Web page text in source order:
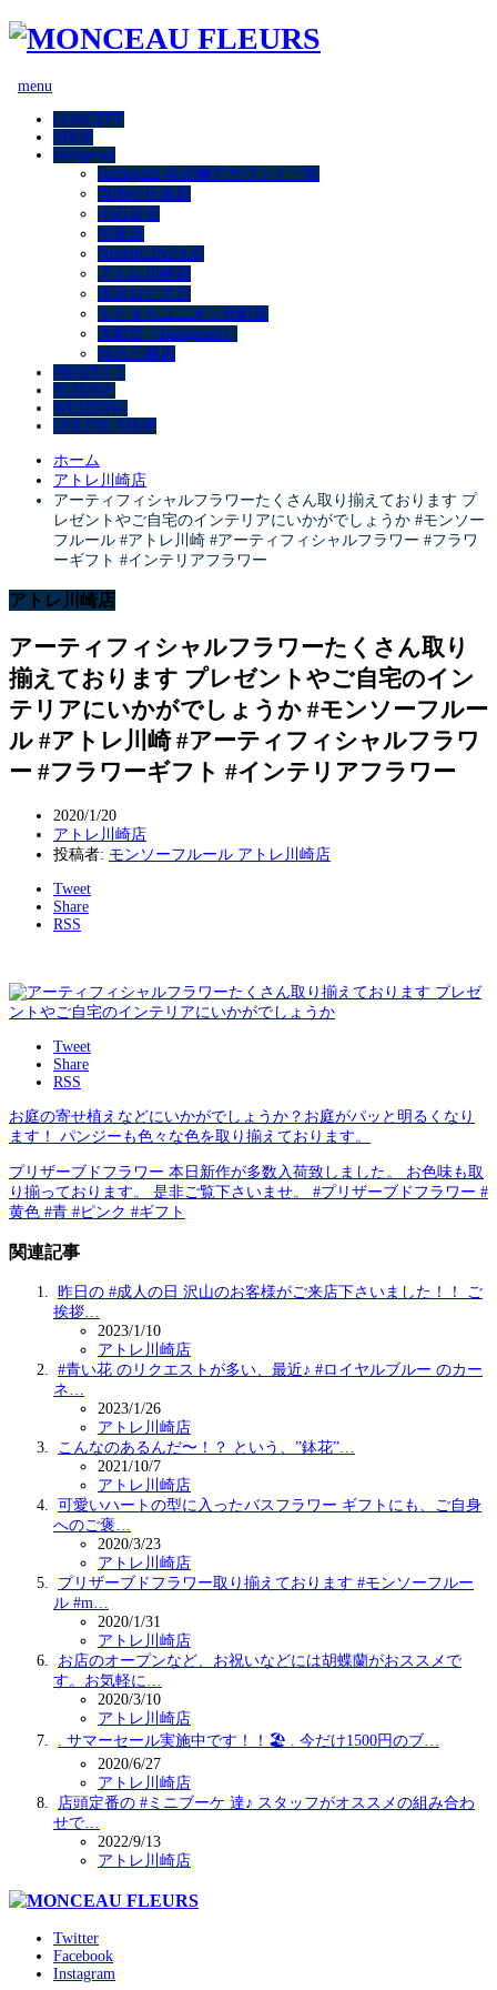
menu
CONCEPT
SHOP
Instagram
Instagram 全店舗アカウント一覧
自由が丘本店
小石川店
中延店
NISHIGINZA店
アトレ川崎店
水沢ロピア店
もとまちユニオン元町店
大船店（Instagram）
仙台三越店
PRODUCT
SCHOOL
WEDDING
ONLINE SHOP
ホーム
アトレ川崎店
アーティフィシャルフラワーたくさん取り揃えております プ
レゼントやご自宅のインテリアにいかがでしょうか️ #モンソー
フルール #アトレ川崎 #アーティフィシャルフラワー #フラワ
ーギフト #インテリアフラワー
アトレ川崎店
アーティフィシャルフラワーたくさん取り
揃えております プレゼントやご自宅のイン
テリアにいかがでしょうか️ #モンソーフルー
ル #アトレ川崎 #アーティフィシャルフラワ
ー #フラワーギフト #インテリアフラワー
2020/1/20
アトレ川崎店
投稿者: モンソーフルール アトレ川崎店
Tweet
Share
RSS
Tweet
Share
RSS
お庭の寄せ植えなどにいかがでしょうか？お庭がパッと明るくなり
ます！ パンジーも色々な色を取り揃えております。
プリザーブドフラワー 本日新作が多数入荷致しました。 お色味も取
り揃っております。 是非ご覧下さいませ。 #プリザーブドフラワー #
黄色 #青 #ピンク #ギフト
関連記事
昨日の #成人の日 沢山のお客様がご来店下さいました！！ ご
挨拶…
2023/1/10
アトレ川崎店
#青い花 のリクエストが多い、最近♪ #ロイヤルブルー のカー
ネ…
2023/1/26
アトレ川崎店
こんなのあるんだ〜！？ という、”鉢花”…
2021/10/7
アトレ川崎店
可愛いハートの型に入ったバスフラワー ギフトにも、ご自身
へのご褒…
2020/3/23
アトレ川崎店
プリザーブドフラワー取り揃えております #モンソーフルー
ル #m…
2020/1/31
アトレ川崎店
お店のオープンなど、お祝いなどには胡蝶蘭がおススメで
す。お気軽に…
2020/3/10
アトレ川崎店
. サマーセール実施中です！！🏖 . 今だけ1500円のブ…
2020/6/27
アトレ川崎店
店頭定番の #ミニブーケ 達♪ スタッフがオススメの組み合わ
せで…
2022/9/13
アトレ川崎店
Twitter
Facebook
Instagram